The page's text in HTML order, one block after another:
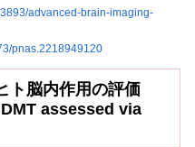
advanced-brain-imaging-
pnas.2218949120
ト脳内作用の評価
assessed via